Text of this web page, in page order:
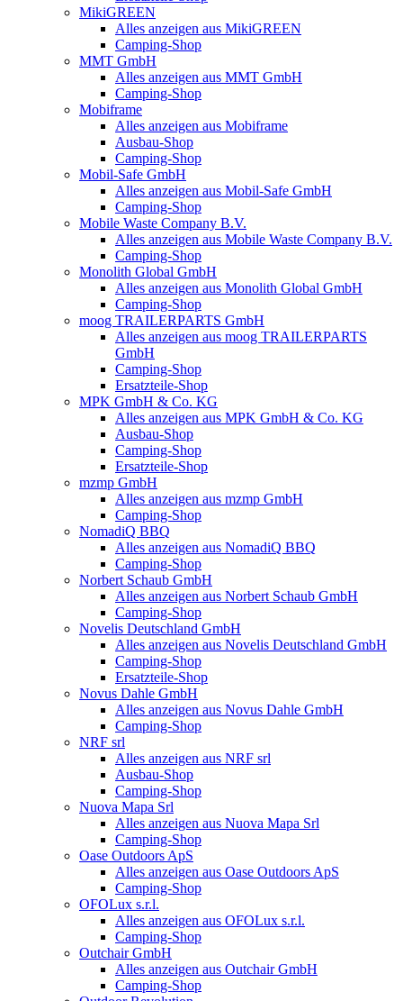
MikiGREEN
Alles anzeigen aus MikiGREEN
Camping-Shop
MMT GmbH
Alles anzeigen aus MMT GmbH
Camping-Shop
Mobiframe
Alles anzeigen aus Mobiframe
Ausbau-Shop
Camping-Shop
Mobil-Safe GmbH
Alles anzeigen aus Mobil-Safe GmbH
Camping-Shop
Mobile Waste Company B.V.
Alles anzeigen aus Mobile Waste Company B.V.
Camping-Shop
Monolith Global GmbH
Alles anzeigen aus Monolith Global GmbH
Camping-Shop
moog TRAILERPARTS GmbH
Alles anzeigen aus moog TRAILERPARTS
GmbH
Camping-Shop
Ersatzteile-Shop
MPK GmbH & Co. KG
Alles anzeigen aus MPK GmbH & Co. KG
Ausbau-Shop
Camping-Shop
Ersatzteile-Shop
mzmp GmbH
Alles anzeigen aus mzmp GmbH
Camping-Shop
NomadiQ BBQ
Alles anzeigen aus NomadiQ BBQ
Camping-Shop
Norbert Schaub GmbH
Alles anzeigen aus Norbert Schaub GmbH
Camping-Shop
Novelis Deutschland GmbH
Alles anzeigen aus Novelis Deutschland GmbH
Camping-Shop
Ersatzteile-Shop
Novus Dahle GmbH
Alles anzeigen aus Novus Dahle GmbH
Camping-Shop
NRF srl
Alles anzeigen aus NRF srl
Ausbau-Shop
Camping-Shop
Nuova Mapa Srl
Alles anzeigen aus Nuova Mapa Srl
Camping-Shop
Oase Outdoors ApS
Alles anzeigen aus Oase Outdoors ApS
Camping-Shop
OFOLux s.r.l.
Alles anzeigen aus OFOLux s.r.l.
Camping-Shop
Outchair GmbH
Alles anzeigen aus Outchair GmbH
Camping-Shop